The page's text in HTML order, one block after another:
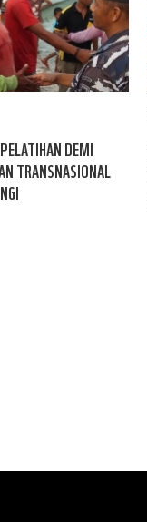
DEMI
TRANSNASIONAL